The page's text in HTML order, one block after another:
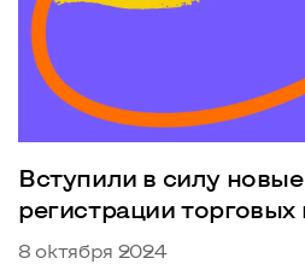
Вступили в силу
регистрации
8 октября 2024